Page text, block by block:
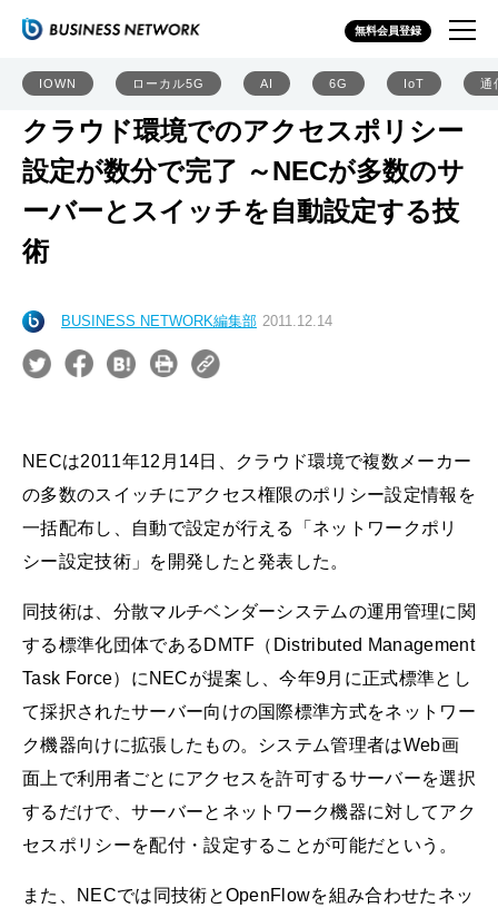
無料会員登録
IOWN ローカル5G AI 6G IoT 通
クラウド環境でのアクセスポリシー
設定が数分で完了 ～NECが多数のサ
ーバーとスイッチを自動設定する技
術
BUSINESS NETWORK編集部 2011.12.14
NECは2011年12月14日、クラウド環境で複数メーカー
の多数のスイッチにアクセス権限のポリシー設定情報を
一括配布し、自動で設定が行える「ネットワークポリ
シー設定技術」を開発したと発表した。
同技術は、分散マルチベンダーシステムの運用管理に関
する標準化団体であるDMTF（Distributed Management
Task Force）にNECが提案し、今年9月に正式標準とし
て採択されたサーバー向けの国際標準方式をネットワー
ク機器向けに拡張したもの。システム管理者はWeb画
面上で利用者ごとにアクセスを許可するサーバーを選択
するだけで、サーバーとネットワーク機器に対してアク
セスポリシーを配付・設定することが可能だという。
また、NECでは同技術とOpenFlowを組み合わせたネッ